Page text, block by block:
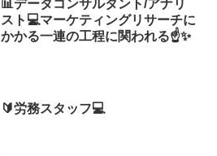
📊データコンサルタント/アナリ
スト💻マーケティングリサーチに
かかる一連の工程に関われる☝️✨
🔰労務スタッフ💻